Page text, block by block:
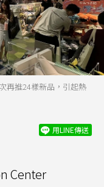
再推24樣新品，引起熱
用LINE傳送
Center